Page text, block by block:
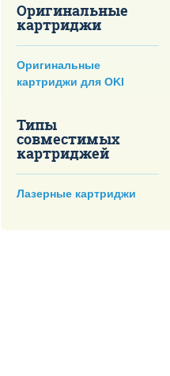
Оригинальные
картриджи
Оригинальные
картриджи для OKI
Типы
совместимых
картриджей
Лазерные картриджи